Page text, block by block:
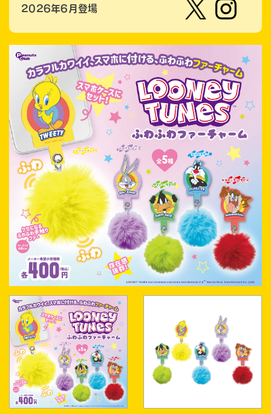
2026年6月登場
ツクラ
プセル
トイの
Xはこ
ちら
ツ・ク
ラブ
カプセ
ルトイ
メーカ
ーの人
（公
式）のI
nstag
こちら